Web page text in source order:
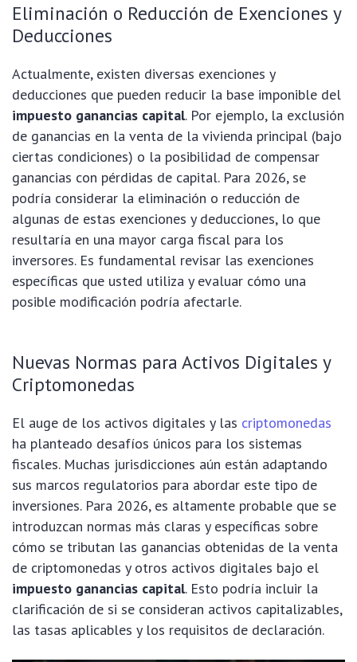
Eliminación o Reducción de Exenciones y
Deducciones
Actualmente, existen diversas exenciones y
deducciones que pueden reducir la base imponible del
impuesto ganancias capital. Por ejemplo, la exclusión
de ganancias en la venta de la vivienda principal (bajo
ciertas condiciones) o la posibilidad de compensar
ganancias con pérdidas de capital. Para 2026, se
podría considerar la eliminación o reducción de
algunas de estas exenciones y deducciones, lo que
resultaría en una mayor carga fiscal para los
inversores. Es fundamental revisar las exenciones
específicas que usted utiliza y evaluar cómo una
posible modificación podría afectarle.
Nuevas Normas para Activos Digitales y
Criptomonedas
El auge de los activos digitales y las criptomonedas
ha planteado desafíos únicos para los sistemas
fiscales. Muchas jurisdicciones aún están adaptando
sus marcos regulatorios para abordar este tipo de
inversiones. Para 2026, es altamente probable que se
introduzcan normas más claras y específicas sobre
cómo se tributan las ganancias obtenidas de la venta
de criptomonedas y otros activos digitales bajo el
impuesto ganancias capital. Esto podría incluir la
clarificación de si se consideran activos capitalizables,
las tasas aplicables y los requisitos de declaración.